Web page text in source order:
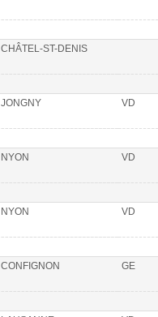
CHÂTEL-ST-DENIS
JONGNY VD
NYON VD
NYON VD
CONFIGNON GE